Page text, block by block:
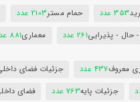
353 عدد حمام مستر2103 عدد
حال - پذیرایی261 عدد معماری881 عدد
معروف437 عدد جزئیات فضای
جزئیات پایه763 عدد فضای